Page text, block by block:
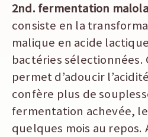
2nd. fermentation
consiste en la
malique en acide
bactéries
permet d’adoucir
confère plus de
fermentation achevée,
quelques mois au repos.